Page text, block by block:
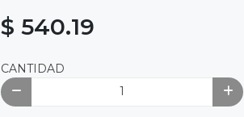
$ 540.19
CANTIDAD